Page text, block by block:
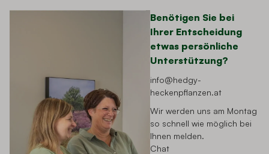
Benötigen Sie bei
Ihrer Entscheidung
etwas persönliche
Unterstützung?
info@hedgy-
heckenpflanzen.at
Wir werden uns am Montag
so schnell wie möglich bei
Ihnen melden.
Chat